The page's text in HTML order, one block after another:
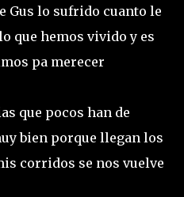
Gus lo sufrido cuanto le
que hemos vivido y es
pa merecer
que pocos han de
bien porque llegan los
corridos se nos vuelve